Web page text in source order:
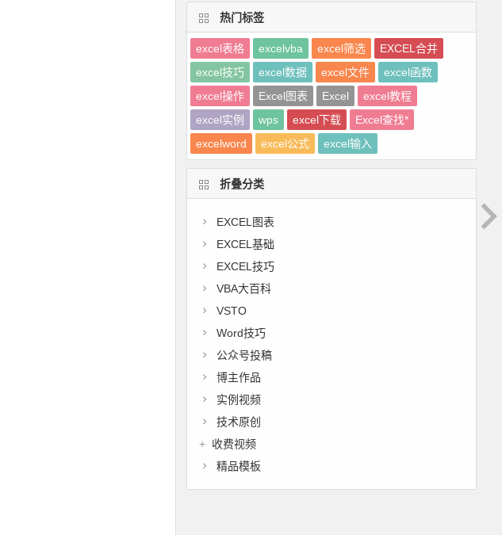
热门标签
excel表格 excelvba excel筛选
EXCEL合并
excel技巧
excel数据 excel文件
excel函数
excel操作
Excel图表 Excel
excel教程
excel实例
wps excel下载
Excel查找*
excelword
excel公式 excel输入
折叠分类
EXCEL图表
EXCEL基础
EXCEL技巧
VBA大百科
VSTO
Word技巧
公众号投稿
博主作品
实例视频
技术原创
收费视频
精品模板